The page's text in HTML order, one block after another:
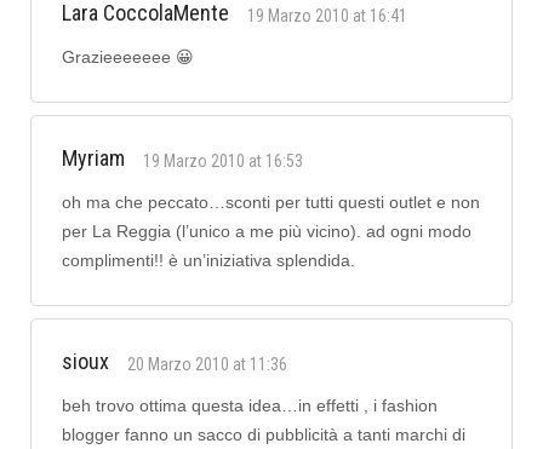
Lara CoccolaMente 19 Marzo 2010 at 16:41
Grazieeeeeee 😀
Myriam 19 Marzo 2010 at 16:53
oh ma che peccato…sconti per tutti questi outlet e non
per La Reggia (l’unico a me più vicino). ad ogni modo
complimenti!! è un’iniziativa splendida.
sioux 20 Marzo 2010 at 11:36
beh trovo ottima questa idea…in effetti , i fashion
blogger fanno un sacco di pubblicità a tanti marchi di